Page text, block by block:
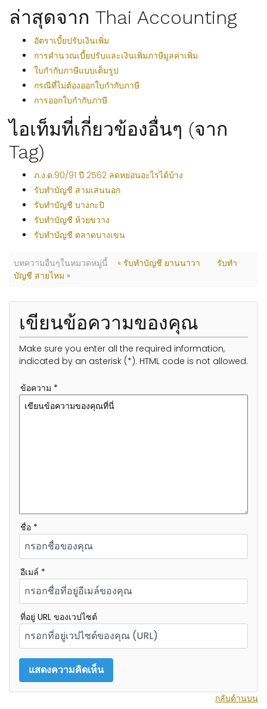
ล่าสุดจาก Thai Accounting
อัตราเบี้ยปรับเงินเพิ่ม
การคำนวณเบี้ยปรับและเงินเพิ่มภาษีมูลค่าเพิ่ม
ใบกำกับภาษีแบบเต็มรูป
กรณีที่ไม่ต้องออกใบกำกับภาษี
การออกใบกำกับภาษี
ไอเท็มที่เกี่ยวข้องอื่นๆ (จาก
Tag)
ภ.ง.ด.90/91 ปี 2562 ลดหย่อนอะไรได้บ้าง
รับทำบัญชี สามเสนนอก
รับทำบัญชี บางกะปิ
รับทำบัญชี ห้วยขวาง
รับทำบัญชี ตลาดบางเขน
บทความอื่นๆในหมวดหมู่นี้ « รับทำบัญชี ยานนาวา
รับทำ
บัญชี สายไหม »
เขียนข้อความของคุณ
Make sure you enter all the required information,
indicated by an asterisk (*). HTML code is not allowed.
ข้อความ *
ชื่อ *
อีเมล์ *
ที่อยู่ URL ของเวปไซต์
กลับด้านบน